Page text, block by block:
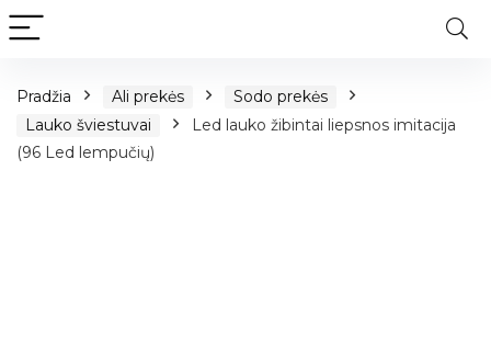
Pradžia Ali prekės
Sodo prekės
Lauko šviestuvai
Led lauko žibintai liepsnos imitacija
(96 Led lempučių)